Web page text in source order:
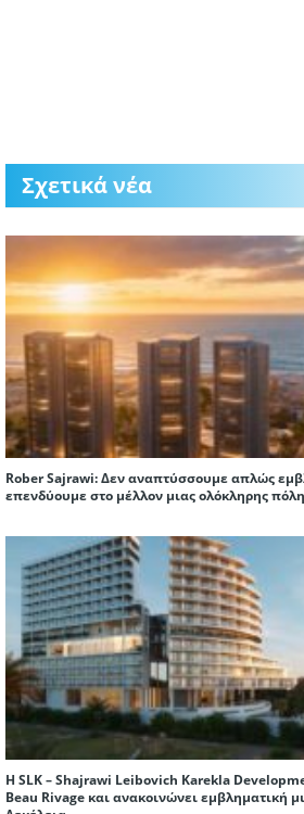
Σχετικά νέα
Rober Sajrawi: Δεν αναπτύσσουμε απλώς
επενδύουμε στο μέλλον μιας ολόκληρης
Η SLK – Shajrawi Leibovich Karekla
Beau Rivage και ανακοινώνει εμβληματική